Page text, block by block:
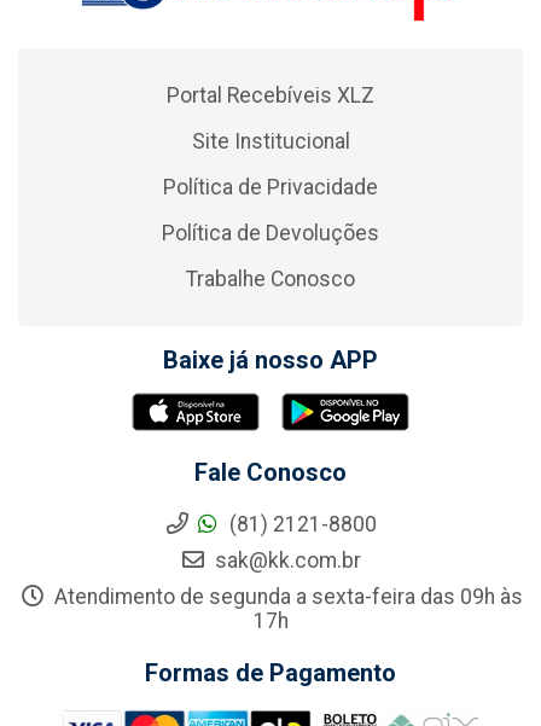
Portal Recebíveis XLZ
Site Institucional
Política de Privacidade
Política de Devoluções
Trabalhe Conosco
Baixe já nosso APP
Fale Conosco
(81) 2121-8800
sak@kk.com.br
Atendimento de segunda a sexta-feira das 09h às
17h
Formas de Pagamento